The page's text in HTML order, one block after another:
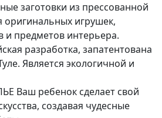
заготовки из прессованной
оригинальных игрушек,
и предметов интерьера.
разработка, запатентована
Является экологичной и
Ваш ребенок сделает свой
создавая чудесные